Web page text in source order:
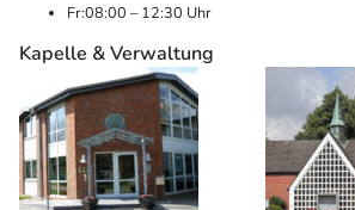
Fr:08:00 – 12:30 Uhr
Kapelle & Verwaltung